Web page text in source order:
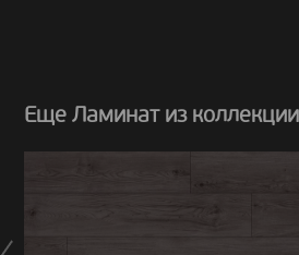
Еще Ламинат из